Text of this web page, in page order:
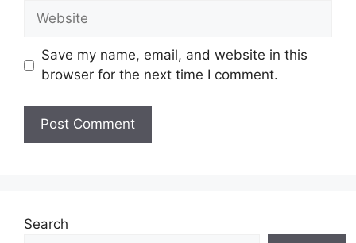
Website
Save my name, email, and website in this
browser for the next time I comment.
Search